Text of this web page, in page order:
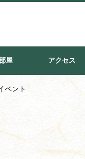
屋 アクセス
ベント